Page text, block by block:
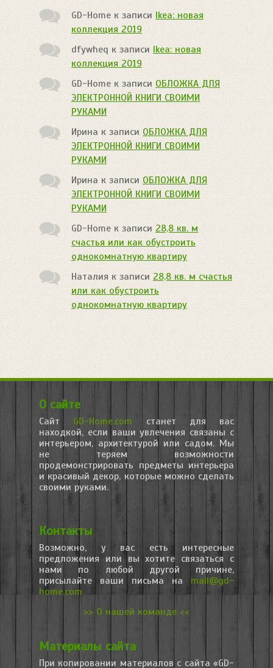
GD-Homeк записиIkea: новая
коллекция 2019
dfywheq к записиIkea: новая
коллекция 2019
GD-Homeк записи ОБЛОЖКА ДЛЯ
ЭЛЕКТРОННОЙ КНИГИ СВОИМИ
РУКАМИ
Ирина к записиОБЛОЖКА ДЛЯ
ЭЛЕКТРОННОЙ КНИГИ СВОИМИ
РУКАМИ
Ирина к записиОБЛОЖКА ДЛЯ
ЭЛЕКТРОННОЙ КНИГИ СВОИМИ
РУКАМИ
GD-Homeк записи28,8 кв. м
счастья или как обустроить
однокомнатную квартиру
Наталия к записи28,8 кв. м счастья
или как обустроить
однокомнатную квартиру
О сайте
Сайт GD-Home.com станет для вас
находкой, если ваши увлечения связаны с
интерьером, архитектурой или садом. Мы
не теряем возможности
продемонстрировать предметы интерьера
и красивый декор, которые можно сделать
своими руками.
Контакты
Возможно, у вас есть интересные
предложения или вы хотите связаться с
нами по любой другой причине,
присылайте ваши письма на mail@gd-
home.com
>> О нашей команде <<
Материалы сайта
При копировании материалов с сайта «GD-